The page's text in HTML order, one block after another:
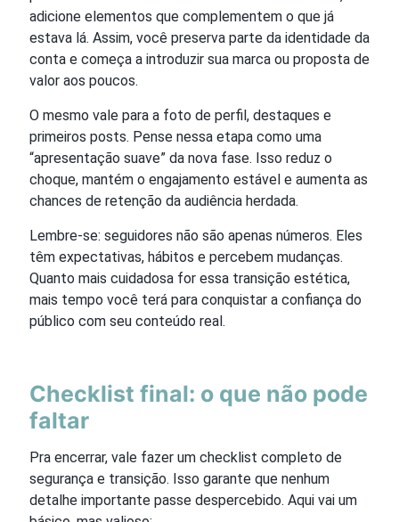
adicione elementos que complementem o que já
estava lá. Assim, você preserva parte da identidade da
conta e começa a introduzir sua marca ou proposta de
valor aos poucos.
O mesmo vale para a foto de perfil, destaques e
primeiros posts. Pense nessa etapa como uma
“apresentação suave” da nova fase. Isso reduz o
choque, mantém o engajamento estável e aumenta as
chances de retenção da audiência herdada.
Lembre-se: seguidores não são apenas números. Eles
têm expectativas, hábitos e percebem mudanças.
Quanto mais cuidadosa for essa transição estética,
mais tempo você terá para conquistar a confiança do
público com seu conteúdo real.
Checklist final: o que não pode
faltar
Pra encerrar, vale fazer um checklist completo de
segurança e transição. Isso garante que nenhum
detalhe importante passe despercebido. Aqui vai um